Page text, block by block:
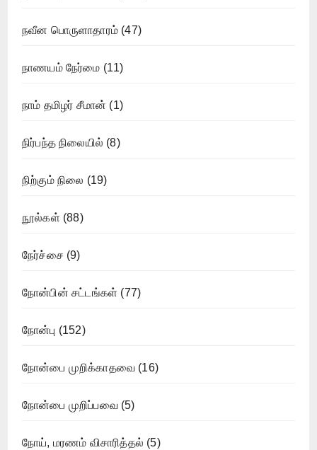
நவீன பொருளாதாரம் (47)
நாணயம் நேர்மை (11)
நாம் தமிழர் சீமான் (1)
நிர்பந்த நிலையில் (8)
நிற்கும் நிலை (19)
நூல்கள் (88)
நேர்ச்சை (9)
நோன்பின் சட்டங்கள் (77)
நோன்பு (152)
நோன்பை முறிக்காதவை (16)
நோன்பை முறிப்பவை(5)
நோய், மரணம் விசாரித்தல் (5)